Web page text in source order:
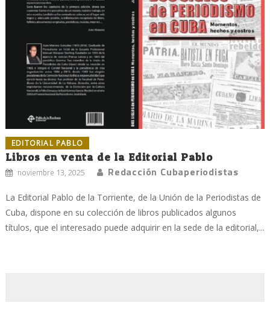
EDITORIAL PABLO
Libros en venta de la Editorial Pablo
noviembre 13, 2025 Redacción Cubaperiodistas
La Editorial Pablo de la Torriente, de la Unión de la Periodistas de
Cuba, dispone en su colección de libros publicados algunos
títulos, que el interesado puede adquirir en la sede de la editorial,...